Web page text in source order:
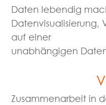
Daten lebendig
Datenvisualisierung,
auf einer
unabhängigen
Zusammenarbeit in